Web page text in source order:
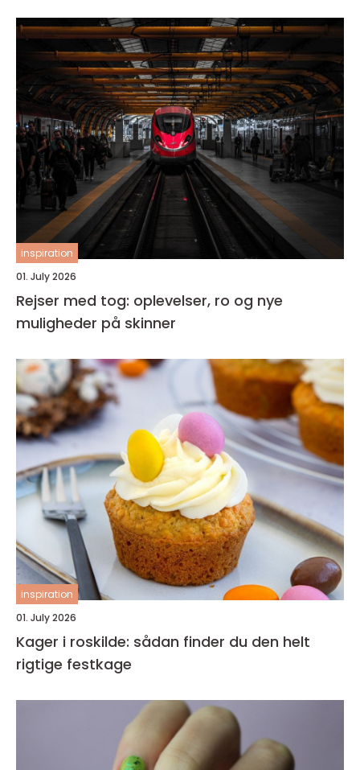
inspiration
01. July 2026
Rejser med tog: oplevelser, ro og nye
muligheder på skinner
inspiration
01. July 2026
Kager i roskilde: sådan finder du den helt
rigtige festkage